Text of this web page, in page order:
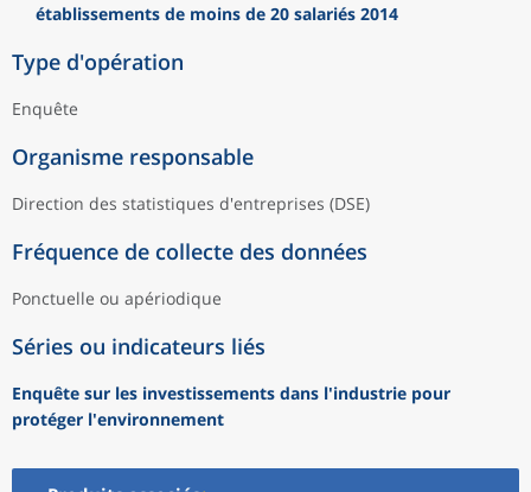
établissements de moins de 20 salariés 2014
Type d'opération
Enquête
Organisme responsable
Direction des statistiques d'entreprises (DSE)
Fréquence de collecte des données
Ponctuelle ou apériodique
Séries ou indicateurs liés
Enquête sur les investissements dans l'industrie pour
protéger l'environnement